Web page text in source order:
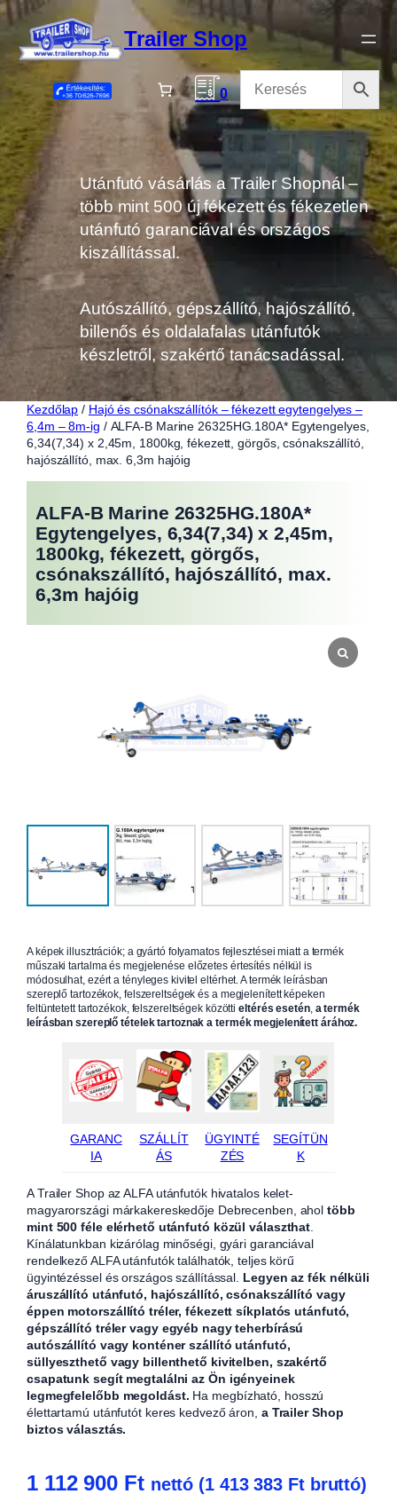
Ugrás
tartalomhoz
Trailer Shop
0
Utánfutó vásárlás a Trailer Shopnál –
több mint 500 új fékezett és fékezetlen
utánfutó garanciával és országos
kiszállítással.
Autószállító, gépszállító, hajószállító,
billenős és oldalafalas utánfutók
készletről, szakértő tanácsadással.
Kezdőlap / Hajó és csónakszállítók – fékezett egytengelyes –
6,4m – 8m-ig / ALFA-B Marine 26325HG.180A* Egytengelyes,
6,34(7,34) x 2,45m, 1800kg, fékezett, görgős, csónakszállító,
hajószállító, max. 6,3m hajóig
ALFA-B Marine 26325HG.180A*
Egytengelyes, 6,34(7,34) x 2,45m,
1800kg, fékezett, görgős,
csónakszállító, hajószállító, max.
6,3m hajóig
A képek illusztrációk; a gyártó folyamatos fejlesztései miatt a termék
műszaki tartalma és megjelenése előzetes értesítés nélkül is
módosulhat, ezért a tényleges kivitel eltérhet. A termék leírásban
szereplő tartozékok, felszereltségek és a megjelenített képeken
feltüntetett tartozékok, felszereltségek közöttieltérés esetén, a termék
leírásban szereplő tételek tartoznak a termék megjelenített árához.
GARANC
IA
SZÁLLÍT
ÁS
ÜGYINTÉ
ZÉS
SEGÍTÜN
K
A Trailer Shop az ALFA utánfutók hivatalos kelet-
magyarországi márkakereskedője Debrecenben, aholtöbb
mint 500 féle elérhető utánfutó közül választhat
Kínálatunkban kizárólag minőségi, gyári garanciával
rendelkező ALFA utánfutók találhatók, teljes körű
ügyintézéssel és országos szállítással. Legyen az fék nélküli
áruszállító utánfutó, hajószállító, csónakszállító vagy
éppen motorszállító tréler, fékezett síkplatós utánfutó,
gépszállító tréler vagy egyéb nagy teherbírású
autószállító vagy konténer szállító utánfutó,
süllyeszthető vagy billenthető kivitelben, szakértő
csapatunk segít megtalálni az Ön igényeinek
legmegfelelőbb megoldást. Ha megbízható, hosszú
élettartamú utánfutót keres kedvező áron, a Trailer Shop
biztos választás.
1 112 900 Ft nettó (1 413 383 Ftbruttó)